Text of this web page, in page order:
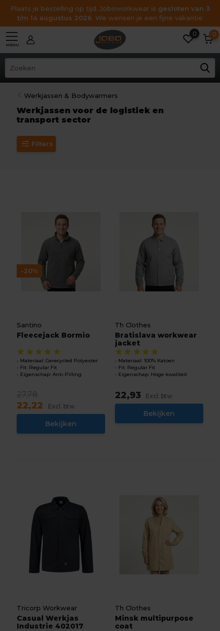
Plaats je bestelling op tijd. Joboworkwear is gesloten van 3
t/m 14 augustus 2026. We wensen je een fijne vakantie
MENU
0 0
Werkjassen & Bodywarmers
Werkjassen voor de logistiek en
transport sector
Filters
-20%
Santino
Fleecejack Bormio
Materiaal: Gerecycled Polyester
Fit: Regular Fit
Eigenschap: Anti-Pilling
27,78
22,22 Excl. btw
Bekijken
Th Clothes
Bratislava workwear
jacket
Materiaal: 100% Katoen
Fit: Regular Fit
Eigenschap: Hoge kwaliteit
22,93 Excl. btw
Bekijken
Tricorp Workwear
Casual Werkjas
Industrie 402017
Th Clothes
Minsk multipurpose
coat